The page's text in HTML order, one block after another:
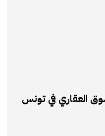
العقاري في تونس